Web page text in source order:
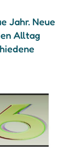
Jahr. Neue
Alltag